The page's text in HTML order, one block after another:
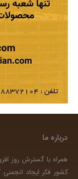
درباره ما
همراه با گسترش روز
کشور فکر ایجاد انجمنی